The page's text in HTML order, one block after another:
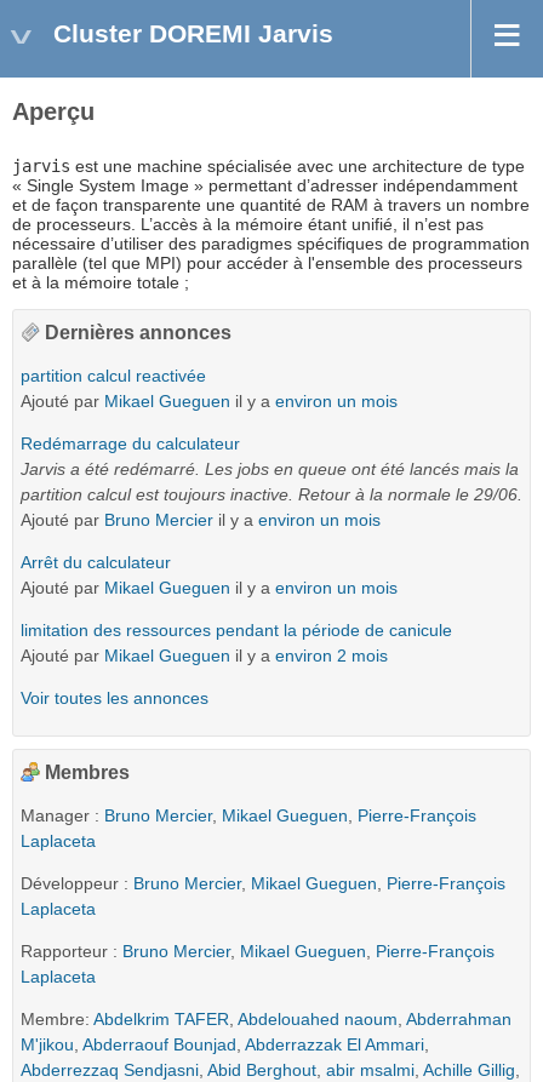
Cluster DOREMI Jarvis
Aperçu
jarvis est une machine spécialisée avec une architecture de type
« Single System Image » permettant d’adresser indépendamment
et de façon transparente une quantité de RAM à travers un nombre
de processeurs. L’accès à la mémoire étant unifié, il n’est pas
nécessaire d’utiliser des paradigmes spécifiques de programmation
parallèle (tel que MPI) pour accéder à l'ensemble des processeurs
et à la mémoire totale ;
Dernières annonces
partition calcul reactivée
Ajouté par Mikael Gueguen il y a environ un mois
Redémarrage du calculateur
Jarvis a été redémarré. Les jobs en queue ont été lancés mais la
partition calcul est toujours inactive. Retour à la normale le 29/06.
Ajouté par Bruno Mercier il y a environ un mois
Arrêt du calculateur
Ajouté par Mikael Gueguen il y a environ un mois
limitation des ressources pendant la période de canicule
Ajouté par Mikael Gueguen il y a environ 2 mois
Voir toutes les annonces
Membres
Manager : Bruno Mercier, Mikael Gueguen, Pierre-François
Laplaceta
Développeur : Bruno Mercier, Mikael Gueguen, Pierre-François
Laplaceta
Rapporteur : Bruno Mercier, Mikael Gueguen, Pierre-François
Laplaceta
Membre: Abdelkrim TAFER, Abdelouahed naoum, Abderrahman
M'jikou, Abderraouf Bounjad, Abderrazzak El Ammari,
Abderrezzaq Sendjasni, Abid Berghout, abir msalmi, Achille Gillig,